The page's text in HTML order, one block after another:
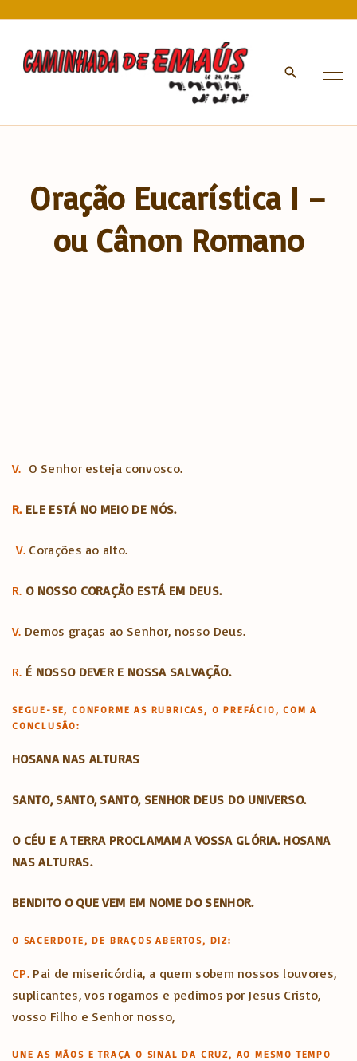
Oração Eucarística I –
ou Cânon Romano
V. O Senhor esteja convosco.
R.ELE ESTÁ NO MEIO DE NÓS.
V.Corações ao alto.
R. O NOSSO CORAÇÃO ESTÁ EM DEUS.
V. Demos graças ao Senhor, nosso Deus.
R. É NOSSO DEVER E NOSSA SALVAÇÃO.
SEGUE-SE, CONFORME AS RUBRICAS, O PREFÁCIO, COM A
CONCLUSÃO:
HOSANA NAS ALTURAS
SANTO, SANTO, SANTO, SENHOR DEUS DO UNIVERSO.
O CÉU E A TERRA PROCLAMAM A VOSSA GLÓRIA. HOSANA
NAS ALTURAS.
BENDITO O QUE VEM EM NOME DO SENHOR.
O SACERDOTE, DE BRAÇOS ABERTOS, DIZ:
CP.Pai de misericórdia, a quem sobem nossos louvores,
suplicantes, vos rogamos e pedimos por Jesus Cristo,
vosso Filho e Senhor nosso,
UNE AS MÃOS E TRAÇA O SINAL DA CRUZ, AO MESMO TEMPO